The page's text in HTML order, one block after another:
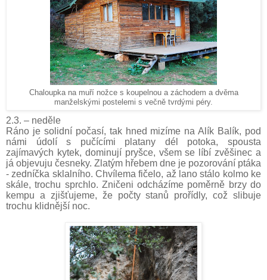
Chaloupka na muří nožce s koupelnou a záchodem a dvěma
manželskými postelemi s večně tvrdými péry.
2.3. – neděle
Ráno je solidní počasí, tak hned mizíme na Alík Balík, pod
námi údolí s pučícími platany dél potoka, spousta
zajímavých kytek, dominují pryšce, všem se líbí zvěšinec a
já objevuju česneky. Zlatým hřebem dne je pozorování ptáka
- zedníčka sklalního. Chvílema fičelo, až lano stálo kolmo ke
skále, trochu sprchlo. Zničeni odcházíme poměrně brzy do
kempu a zjišťujeme, že počty stanů prořídly, což slibuje
trochu klidnější noc.